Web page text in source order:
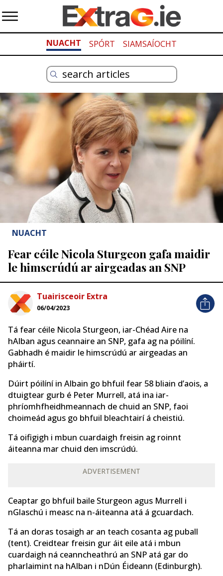
NUACHT SPÓRT SIAMSAÍOCHT
NUACHT
Fear céile Nicola Sturgeon gafa maidir
le himscrúdú ar airgeadas an SNP
Tuairisceoir Extra
06/04/2023
Tá fear céile Nicola Sturgeon, iar-Chéad Aire na
hAlban agus ceannaire an SNP, gafa ag na póilíní.
Gabhadh é maidir le himscrúdú ar airgeadas an
pháirtí.
Dúirt póilíní in Albain go bhfuil fear 58 bliain d’aois, a
dtuigtear gurb é Peter Murrell, atá ina iar-
phríomhfheidhmeannach de chuid an SNP, faoi
choimeád agus go bhfuil bleachtairí á cheistiú.
Tá oifigigh i mbun cuardaigh freisin ag roinnt
áiteanna mar chuid den imscrúdú.
ADVERTISEMENT
Ceaptar go bhfuil baile Sturgeon agus Murrell i
nGlaschú i measc na n-áiteanna atá á gcuardach.
Tá an doras tosaigh ar an teach cosanta ag puball
(tent). Creidtear freisin gur áit eile atá i mbun
cuardaigh ná ceanncheathrú an SNP atá gar do
pharlaimint na hAlban i nDún Éideann (Edinburgh).